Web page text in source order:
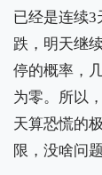
已经是连续3
跌，明天继
停的概率，
为零。所以
天算恐慌的极
限，没啥问题